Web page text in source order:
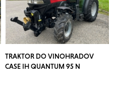
TRAKTOR DO VINOHRADOV
CASE IH QUANTUM 95 N